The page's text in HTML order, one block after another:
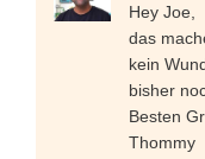
Hey Joe,
das
kein
bisher
Besten
Thommy